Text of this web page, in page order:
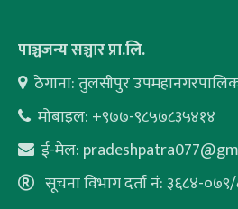
पाञ्चजन्य सञ्चार प्रा.लि.
ठेगाना: तुलसीपुर
मोबाइल: +९७७-९८५७८३५४१४
ई-मेल:
सूचना विभाग दर्ता नं: ३६८४-